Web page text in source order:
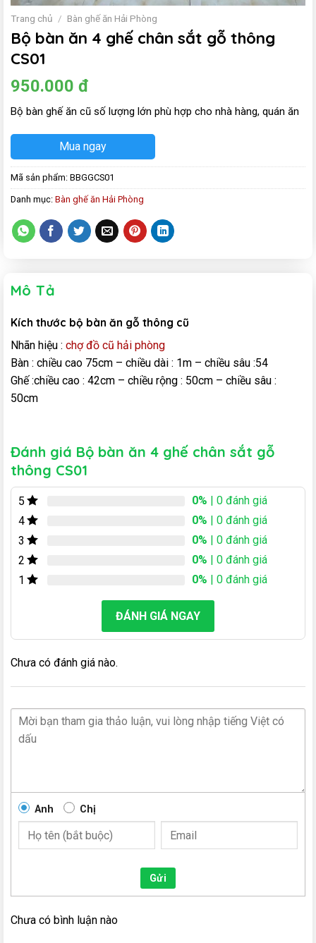
Trang chủ / Bàn ghế ăn Hải Phòng
Bộ bàn ăn 4 ghế chân sắt gỗ thông
CS01
950.000 đ
Bộ bàn ghế ăn cũ số lượng lớn phù hợp cho nhà hàng, quán ăn
Mua ngay
Mã sản phẩm: BBGGCS01
Danh mục: Bàn ghế ăn Hải Phòng
Mô Tả
Kích thước bộ bàn ăn gỗ thông cũ
Nhãn hiệu : chợ đồ cũ hải phòng
Bàn : chiều cao 75cm – chiều dài : 1m – chiều sâu :54
Ghế :chiều cao : 42cm – chiều rộng : 50cm – chiều sâu :
50cm
Đánh giá Bộ bàn ăn 4 ghế chân sắt gỗ
thông CS01
5 0% | 0 đánh giá
4
0% | 0 đánh giá
3
0% | 0 đánh giá
2
0% | 0 đánh giá
1
0% | 0 đánh giá
ĐÁNH GIÁ NGAY
Chưa có đánh giá nào.
Anh Chị
Gửi
Chưa có bình luận nào